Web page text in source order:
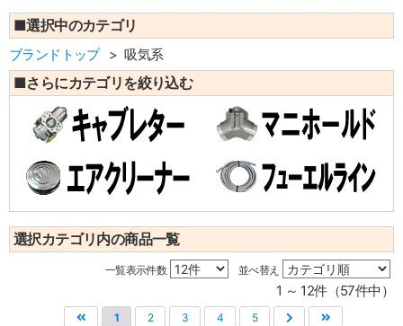
■選択中のカテゴリ
ブランドトップ 吸気系
■さらにカテゴリを絞り込む
選択カテゴリ内の商品一覧
一覧表示件数 並べ替え
1 ～ 12件（57件中）
1 2 3 4 5